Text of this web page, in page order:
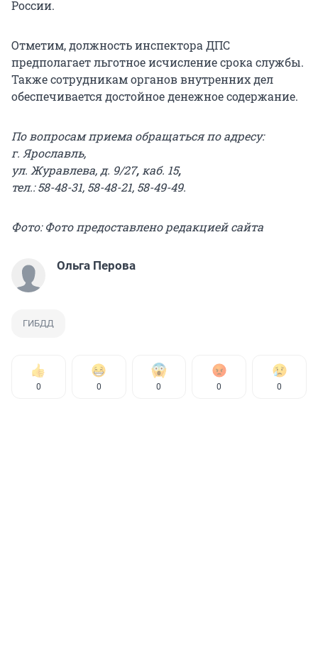
России.
Отметим, должность инспектора ДПС
предполагает льготное исчисление срока службы.
Также сотрудникам органов внутренних дел
обеспечивается достойное денежное содержание.
По вопросам приема обращаться по адресу:
г. Ярославль,
ул. Журавлева, д. 9/27, каб. 15,
тел.: 58-48-31, 58-48-21, 58-49-49.
Фото: Фото предоставлено редакцией сайта
Ольга Перова
ГИБДД
0 0 0 0 0